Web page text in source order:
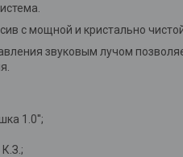
с мощной и кристально
звуковым лучом
1.0'';